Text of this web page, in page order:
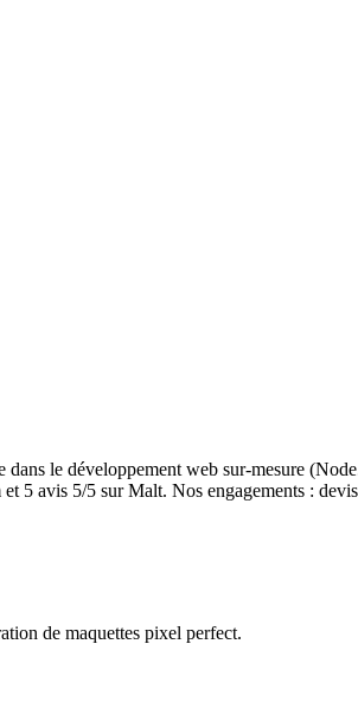
le développement web sur-mesure
5 avis 5/5 sur Malt. Nos engagements :
de maquettes pixel perfect.